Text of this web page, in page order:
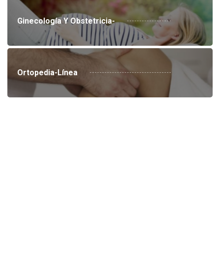
Ginecología Y Obstetricia-
Ortopedia-Línea